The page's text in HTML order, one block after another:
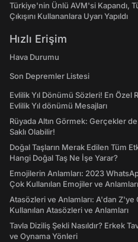
Türkiye'nin Ünlü AVM'si Kapandı,
Çıkışını Kullananlara Uyarı Yapıldı
Hızlı Erişim
Hava Durumu
Son Depremler Listesi
Evlilik Yıl Dönümü Sözleri! En Özel
Evlilik Yıl dönümü Mesajları
Rüyada Altın Görmek: Gerçekler
Saklı Olabilir!
Doğal Taşların Merak Edilen Tüm
Hangi Doğal Taş Ne İşe Yarar?
Emojilerin Anlamları: 2023
Çok Kullanılan Emojiler ve Anlamları
Atasözleri ve Anlamları: A'dan Z'ye
Kullanılan Atasözleri ve Anlamları
Tavla Diziliş Şekli Nasıldır? Erkek
ve Oynama Yönleri